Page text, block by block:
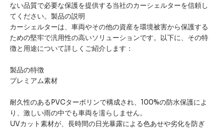
ない品質で必要な保護を提供する当社のカーシェルターを信頼し
てください。製品の説明
カーシェルターは、車両やその他の資産を環境被害から保護する
ための堅牢で汎用性の高いソリューションです。以下に、その特
徴と用途について詳しくご紹介します：
製品の特徴
プレミアム素材
耐久性のあるPVCターポリンで構成され、100%の防水保護によ
り、激しい雨の中でも車両を濡らしません。
UVカット素材が、長時間の日光暴露による色あせや劣化を防ぎ